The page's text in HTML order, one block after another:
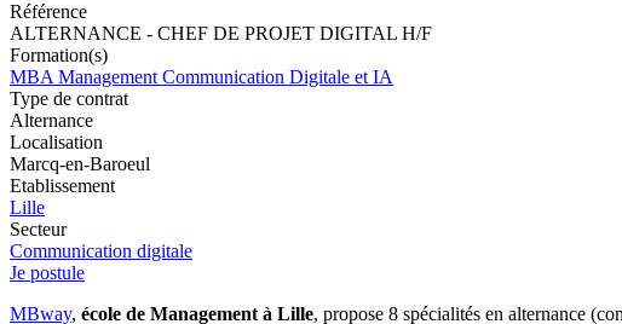
Référence
ALTERNANCE - CHEF DE PROJET DIGITAL H/F
Formation(s)
MBA Management Communication Digitale et IA
Type de contrat
Alternance
Localisation
Marcq-en-Baroeul
Etablissement
Lille
Secteur
Communication digitale
Je postule
MBway, école de Management à Lille, propose 8 spécialités en alternance